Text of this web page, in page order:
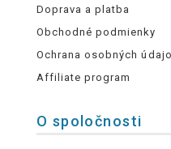
Doprava a platba
Obchodné podmienky
Ochrana osobných
Affiliate program
O spoločnosti